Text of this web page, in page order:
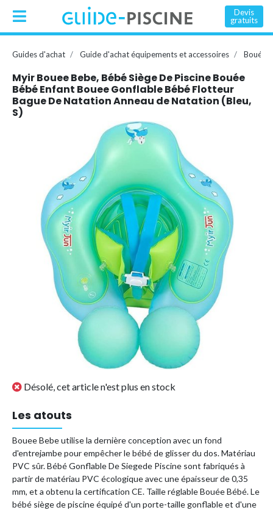
Devis
gratuits
Guides d'achat Guide d'achat équipements et accessoires Bouée,
Myir Bouee Bebe, Bébé Siège De Piscine Bouée
Bébé Enfant Bouee Gonflable Bébé Flotteur
Bague De Natation Anneau de Natation (Bleu,
S)
Désolé, cet article n'est plus en stock
Les atouts
Bouee Bebe utilise la dernière conception avec un fond
d'entrejambe pour empêcher le bébé de glisser du dos. Matériau
PVC sûr. Bébé Gonflable De Siegede Piscine sont fabriqués à
partir de matériau PVC écologique avec une épaisseur de 0,35
mm, et a obtenu la certification CE. Taille réglable Bouée Bébé. Le
bébé siège de piscine équipé d'un porte-taille gonflable et d'une